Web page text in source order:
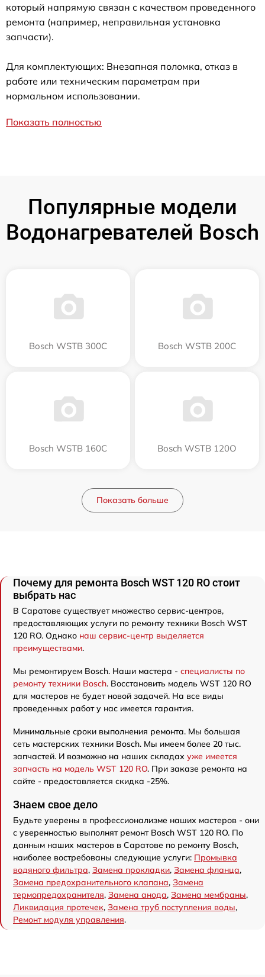
который напрямую связан с качеством проведенного
ремонта (например, неправильная установка
запчасти).
Для комплектующих: Внезапная поломка, отказ в
работе или техническим параметрам при
нормальном использовании.
Показать полностью
Популярные модели
Водонагревателей Bosch
Bosch WSTB 300C Bosch WSTB 200C
Bosch WSTB 160C Bosch WSTB 120O
Показать больше
Почему для ремонта Bosch WST 120 RO стоит
выбрать нас
В Саратове существует множество сервис-центров,
предоставляющих услуги по ремонту техники Bosch WST
120 RO. Однако наш сервис-центр выделяется
преимуществами.
Мы ремонтируем Bosch. Наши мастера - специалисты по
ремонту техники Bosch. Восстановить модель WST 120 RO
для мастеров не будет новой задачей. На все виды
проведенных работ у нас имеется гарантия.
Минимальные сроки выполнения ремонта. Мы большая
сеть мастерских техники Bosch. Мы имеем более 20 тыс.
запчастей. И возможно на наших складах уже имеется
запчасть на модель WST 120 RO. При заказе ремонта на
сайте - предоставляется скидка -25%.
Знаем свое дело
Будьте уверены в профессионализме наших мастеров - они
с уверенностью выполнят ремонт Bosch WST 120 RO. По
данным наших мастеров в Саратове по ремонту Bosch,
наиболее востребованы следующие услуги: Промывка
водяного фильтра, Замена прокладки, Замена фланца,
Замена предохранительного клапана, Замена
термопредохранителя, Замена анода, Замена мембраны,
Ликвидация протечек, Замена труб поступления воды,
Ремонт модуля управления.